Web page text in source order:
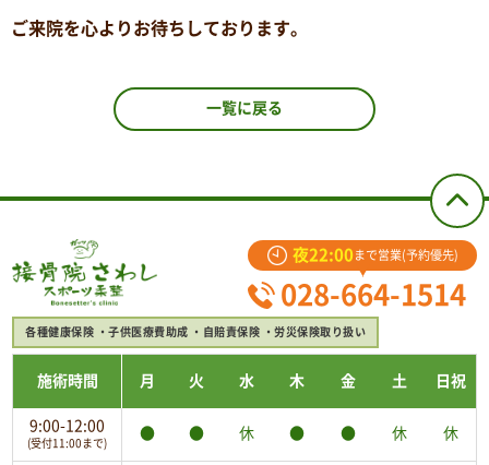
ご来院を心よりお待ちしております。
一覧に戻る
夜22:00 まで営業(予約優先)
028-664-1514
各種健康保険 子供医療費助成 自賠責保険 労災保険取り扱い
施術時間 月 火 水 木 金 土 日祝
9:00-12:00
(受付11:00まで)
● ● 休 ● ● 休 休